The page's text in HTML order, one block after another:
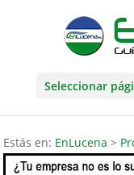
Seleccionar
Estás en: EnLucena >